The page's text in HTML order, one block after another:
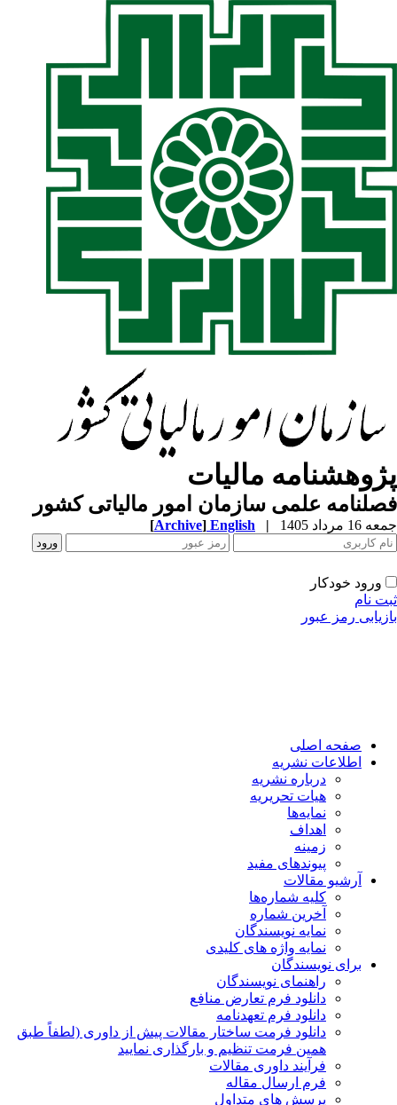
مالیات
علمی سازمان امور مالیاتی کشور
مرداد 1405 |
English
[Archive]
ورود خودکار
نام
رمز عبور
صفحه اصلی
اطلاعات نشریه
درباره نشریه
هیات تحریریه
نمایه‌ها
اهداف
زمینه
پیوندهای مفید
آرشیو مقالات
کلیه شماره‌ها
آخرین شماره
نمایه نویسندگان
نمایه واژه های کلیدی
برای نویسندگان
راهنمای نویسندگان
دانلود فرم تعارض منافع
دانلود فرم تعهدنامه
دانلود فرمت ساختار مقالات پیش از داوری (لطفاً طبق
همین فرمت تنظیم و بارگذاری نمایید
فرآیند داوری مقالات
فرم ارسال مقاله
پرسش های متداول